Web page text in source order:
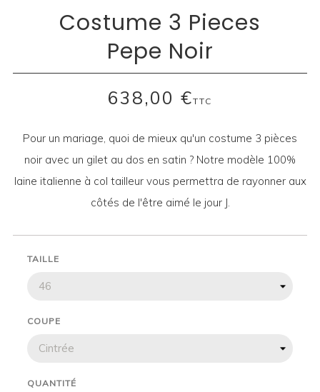
Costume 3 Pieces
Pepe Noir
638,00 €TTC
Pour un mariage, quoi de mieux qu'un costume 3 pièces
noir avec un gilet au dos en satin ? Notre modèle 100%
laine italienne à col tailleur vous permettra de rayonner aux
côtés de l'être aimé le jour J.
TAILLE
COUPE
QUANTITÉ